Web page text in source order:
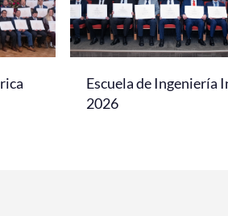
Escuela de Ingeniería
2026